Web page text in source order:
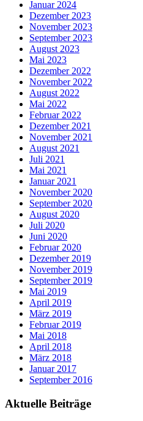
Januar 2024
Dezember 2023
November 2023
September 2023
August 2023
Mai 2023
Dezember 2022
November 2022
August 2022
Mai 2022
Februar 2022
Dezember 2021
November 2021
August 2021
Juli 2021
Mai 2021
Januar 2021
November 2020
September 2020
August 2020
Juli 2020
Juni 2020
Februar 2020
Dezember 2019
November 2019
September 2019
Mai 2019
April 2019
März 2019
Februar 2019
Mai 2018
April 2018
März 2018
Januar 2017
September 2016
Aktuelle Beiträge